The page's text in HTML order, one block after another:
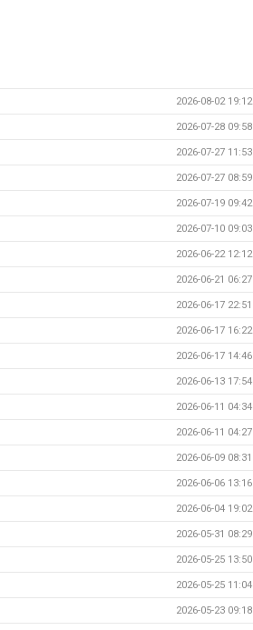
2026-08-02 19:12
2026-07-28 09:58
2026-07-27 11:53
2026-07-27 08:59
2026-07-19 09:42
2026-07-10 09:03
2026-06-22 12:12
2026-06-21 06:27
2026-06-17 22:51
2026-06-17 16:22
2026-06-17 14:46
2026-06-13 17:54
2026-06-11 04:34
2026-06-11 04:27
2026-06-09 08:31
2026-06-06 13:16
2026-06-04 19:02
2026-05-31 08:29
2026-05-25 13:50
2026-05-25 11:04
2026-05-23 09:18